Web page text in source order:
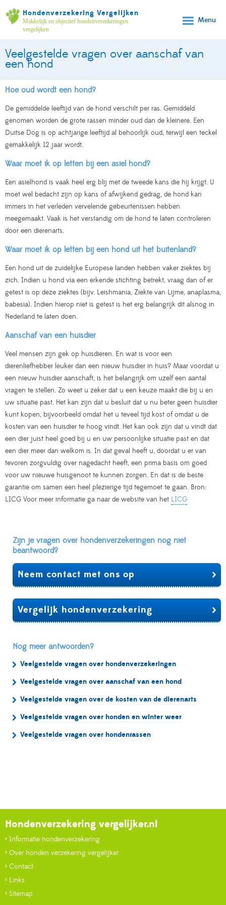
Hondenverzekering Vergelijken
Makkelijk en objectief hondenverzekeringen
vergelijken
Menu
Veelgestelde vragen over aanschaf van
een hond
Hoe oud wordt een hond?
De gemiddelde leeftijd van de hond verschilt per ras. Gemiddeld
genomen worden de grote rassen minder oud dan de kleinere. Een
Duitse Dog is op achtjarige leeftijd al behoorlijk oud, terwijl een teckel
gemakkelijk 12 jaar wordt.
Waar moet ik op letten bij een asiel hond?
Een asielhond is vaak heel erg blij met de tweede kans die hij krijgt. U
moet wel bedacht zijn op kans of afwijkend gedrag, de hond kan
immers in het verleden vervelende gebeurtenissen hebben
meegemaakt. Vaak is het verstandig om de hond te laten controleren
door een dierenarts.
Waar moet ik op letten bij een hond uit het buitenland?
Een hond uit de zuidelijke Europese landen hebben vaker ziektes bij
zich. Indien u hond via een erkende stichting betrekt, vraag dan of er
getest is op deze ziektes (bijv. Leishmania, Ziekte van Lijme, anaplasma,
babesia). Indien hierop niet is getest is het erg belangrijk dit alsnog in
Nederland te laten doen.
Aanschaf van een huisdier
Veel mensen zijn gek op huisdieren. En wat is voor een
dierenliefhebber leuker dan een nieuw huisdier in huis? Maar voordat u
een nieuw huisdier aanschaft, is het belangrijk om uzelf een aantal
vragen te stellen. Zo weet u zeker dat u een keuze maakt die bij u en
uw situatie past. Het kan zijn dat u besluit dat u nu beter geen huisdier
kunt kopen, bijvoorbeeld omdat het u teveel tijd kost of omdat u de
kosten van een huisdier te hoog vindt. Het kan ook zijn dat u vindt dat
een dier juist heel goed bij u en uw persoonlijke situatie past en dat
een dier meer dan welkom is. In dat geval heeft u, doordat u er van
tevoren zorgvuldig over nagedacht heeft, een prima basis om goed
voor uw nieuwe huisgenoot te kunnen zorgen. En dat is de beste
garantie om samen een heel plezierige tijd tegemoet te gaan. Bron:
LICG Voor meer informatie ga naar de website van het LICG
Zijn je vragen over hondenverzekeringen nog niet
beantwoord?
Neem contact met ons op
Vergelijk hondenverzekering
Nog meer antwoorden?
Veelgestelde vragen over hondenverzekeringen
Veelgestelde vragen over aanschaf van een hond
Veelgestelde vragen over de kosten van de dierenarts
Veelgestelde vragen over honden en winter weer
Veelgestelde vragen over hondenrassen
Hondenverzekering vergelijker.nl
> Informatie hondenverzekering
> Over honden verzekering vergelijker
> Contact
> Links
> Sitemap